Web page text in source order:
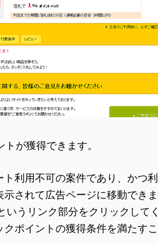
が獲得できます。
利用不可の案件であり、かつ
されて広告ページに移動でき
いうリンク部分をクリックして
ポイントの獲得条件を満たすこ